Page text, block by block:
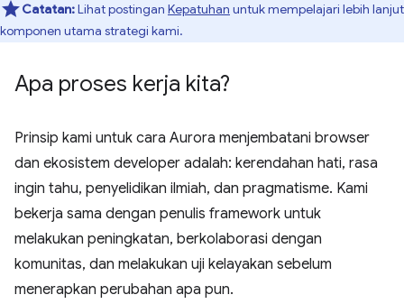
Catatan:Lihat postingan Kepatuhan untuk mempelajari lebih lanjut
komponen utama strategi kami.
Apa proses kerja kita?
Prinsip kami untuk cara Aurora menjembatani browser
dan ekosistem developer adalah: kerendahan hati, rasa
ingin tahu, penyelidikan ilmiah, dan pragmatisme. Kami
bekerja sama dengan penulis framework untuk
melakukan peningkatan, berkolaborasi dengan
komunitas, dan melakukan uji kelayakan sebelum
menerapkan perubahan apa pun.